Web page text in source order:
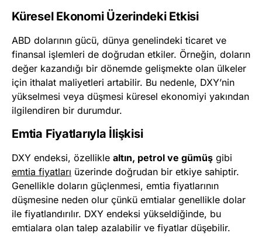
Küresel Ekonomi Üzerindeki Etkisi
ABD dolarının gücü, dünya genelindeki ticaret ve
finansal işlemleri de doğrudan etkiler. Örneğin, doların
değer kazandığı bir dönemde gelişmekte olan ülkeler
için ithalat maliyetleri artabilir. Bu nedenle, DXY’nin
yükselmesi veya düşmesi küresel ekonomiyi yakından
ilgilendiren bir durumdur.
Emtia Fiyatlarıyla İlişkisi
DXY endeksi, özellikle altın, petrol ve gümüş gibi
emtia fiyatları üzerinde doğrudan bir etkiye sahiptir.
Genellikle doların güçlenmesi, emtia fiyatlarının
düşmesine neden olur çünkü emtialar genellikle dolar
ile fiyatlandırılır. DXY endeksi yükseldiğinde, bu
emtialara olan talep azalabilir ve fiyatlar düşebilir.